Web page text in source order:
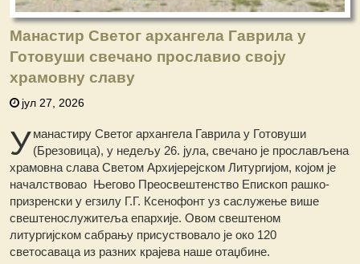
Манастир Светог архангела Гаврила у
Готовуши свечано прославио своју
храмовну славу
јул 27, 2026
Уманастиру Светог архангела Гаврила у Готовуши
(Брезовица), у недељу 26. јула, свечано је прослављена
храмовна слава Светом Архијерејском Литургијом, којом је
началствовао Његово Преосвештенство Епископ рашко-
призренски у егзилу Г.Г. Ксенофонт уз саслужење више
свештенослужитеља епархије. Овом свештеном
литургијском сабрању присуствовало је око 120
светосаваца из разних крајева наше отаџбине.